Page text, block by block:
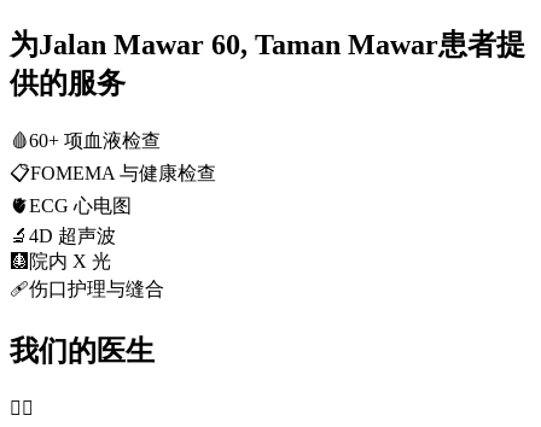
为Jalan Mawar 60, Taman Mawar患者提
供的服务
🩸60+ 项血液检查
📋FOMEMA 与健康检查
🫀ECG 心电图
🔬 4D 超声波
🩻 院内 X 光
🩹伤口护理与缝合
我们的医生
👨‍⚕️